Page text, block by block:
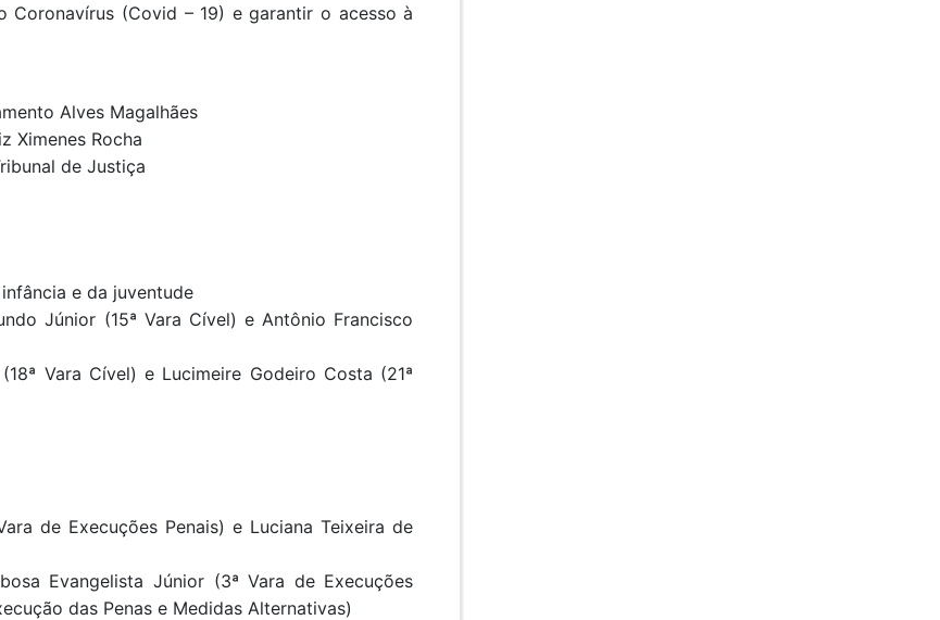
(Covid – 19) e garantir o acesso à
Alves Magalhães
Ximenes Rocha
de Justiça
e da juventude
Júnior (15ª Vara Cível) e Antônio Francisco
Vara Cível) e Lucimeire Godeiro Costa (21ª
de Execuções Penais) e Luciana Teixeira de
Evangelista Júnior (3ª Vara de Execuções
das Penas e Medidas Alternativas)